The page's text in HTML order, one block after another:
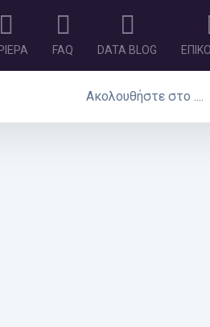
FAQ DATA BLOG
Ακολουθήστε στο ....